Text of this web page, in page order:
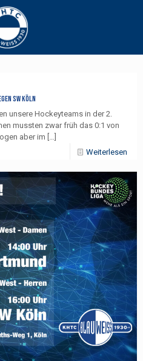
SW Köln
unsere Hockeyteams in der 2.
mussten zwar früh das 0:1 von
aber im […]
Weiterlesen